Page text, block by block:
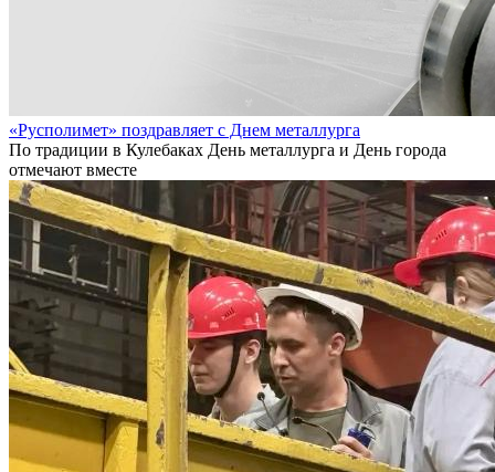
«Русполимет» поздравляет с Днем металлурга
По традиции в Кулебаках День металлурга и День города
отмечают вместе